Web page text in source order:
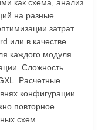
как схема, анализ
на разные
затрат
или в качестве
каждого модуля
Сложность
Расчетные
конфигурации.
повторное
схем.